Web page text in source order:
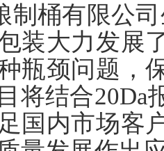
制桶有限公
装大力发展
瓶颈问题，
将结合20Da
国内市场客